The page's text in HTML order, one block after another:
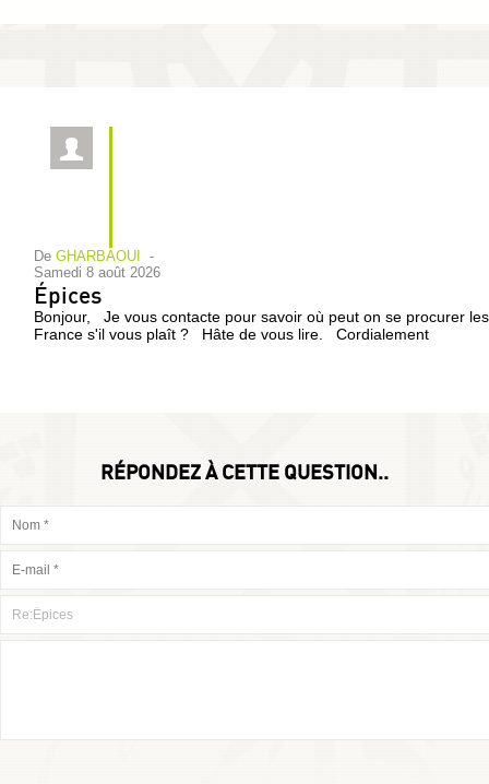
De GHARBAOUI
-
samedi 8 août 2026
Épices
Bonjour, Je vous contacte pour savoir où peut on se procurer
France s'il vous plaît ? Hâte de vous lire. Cordialement
RÉPONDEZ À CETTE QUESTION..